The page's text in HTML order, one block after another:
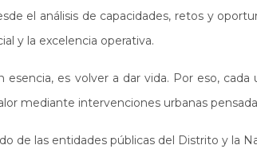
el análisis de capacidades, retos y
y la excelencia operativa.
esencia, es volver a dar vida. Por eso,
mediante intervenciones urbanas
de las entidades públicas del Distrito y la